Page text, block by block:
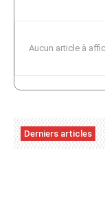
Aucun article à
Derniers articles